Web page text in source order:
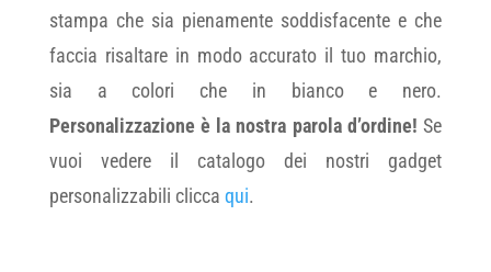
stampa che sia pienamente soddisfacente e che
faccia risaltare in modo accurato il tuo marchio,
sia a colori che in bianco e nero.
Personalizzazione è la nostra parola d’ordine!Se
vuoi vedere il catalogo dei nostri gadget
personalizzabili clicca qui.